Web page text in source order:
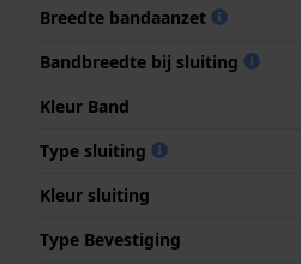
Breedte bandaanzet
Bandbreedte bij sluiting
Kleur Band
Type sluiting
Kleur sluiting
Type Bevestiging